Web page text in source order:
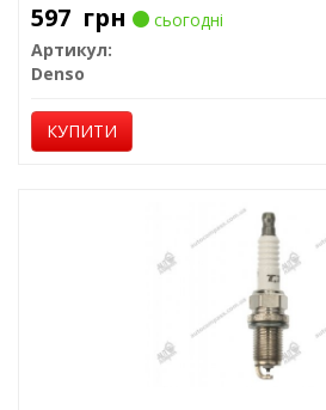
597 грн
сьогодні
Артикул:
Denso
КУПИТИ